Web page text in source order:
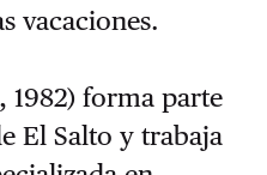
vacaciones.
1982) forma parte
El Salto y trabaja